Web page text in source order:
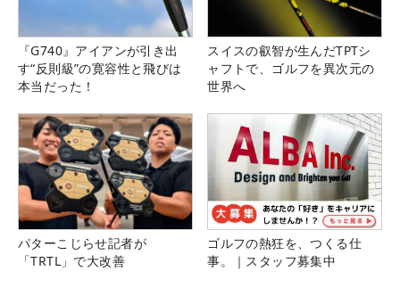
『G740』アイアンが引き出
す“反則級”の寛容性と飛びは
本当だった！
スイスの叡智が生んだTPTシ
ャフトで、ゴルフを異次元の
世界へ
パターこじらせ記者が
「TRTL」で大改善
ゴルフの熱狂を、つくる仕
事。｜スタッフ募集中